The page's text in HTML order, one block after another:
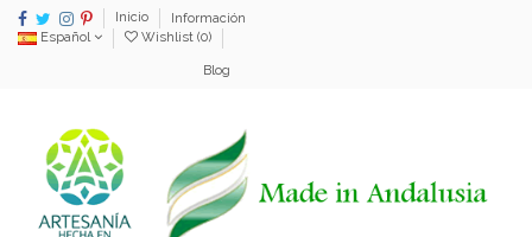
Inicio
Información
Español
Wishlist (0)
Blog